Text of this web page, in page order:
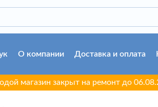
О компании Доставка и оплата
закрыт на ремонт до 06.08.2026.